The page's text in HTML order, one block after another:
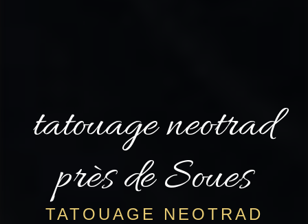
tatouage neotrad
près de Soues
TATOUAGE NEOTRAD